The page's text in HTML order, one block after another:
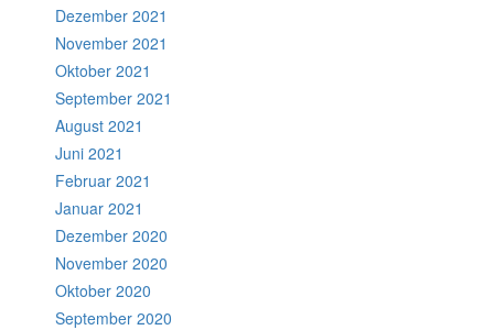
Dezember 2021
November 2021
Oktober 2021
September 2021
August 2021
Juni 2021
Februar 2021
Januar 2021
Dezember 2020
November 2020
Oktober 2020
September 2020